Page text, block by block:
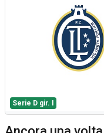
Serie D gir. I